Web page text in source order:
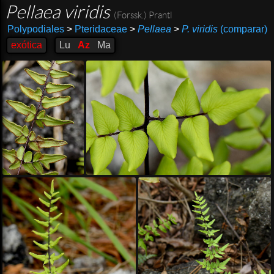
Pellaea viridis (Forssk.) Prantl
Polypodiales >Pteridaceae > Pellaea > P. viridis(comparar)
exótica
Lu Az Ma